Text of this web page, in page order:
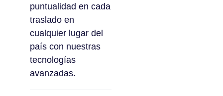
puntualidad en cada
traslado en
cualquier lugar del
país con nuestras
tecnologías
avanzadas.